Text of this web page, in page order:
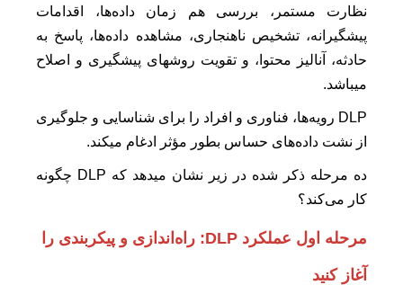
نظارت مستمر، بررسی هم زمان داده‌ها، اقدامات
پیشگیرانه، تشخیص ناهنجاری، مشاهده داده‌ها، پاسخ به
حادثه، آنالیز محتوا، و تقویت روشهای پیشگیری و اصلاح
میباشد.
DLP رویه‌ها، فناوری و افراد را برای شناسایی و جلوگیری
از نشت داده‌های حساس بطور مؤثر ادغام میکند.
ده مرحله ذکر شده در زیر نشان میدهد که DLP چگونه
کار می‌کند؟
مرحله اول عملکرد DLP: راه‌اندازی و پیکربندی را
آغاز کنید